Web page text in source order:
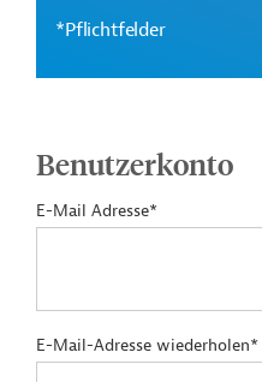
*Pflichtfelder
Benutzerkonto
E-Mail Adresse*
E-Mail-Adresse wiederholen*